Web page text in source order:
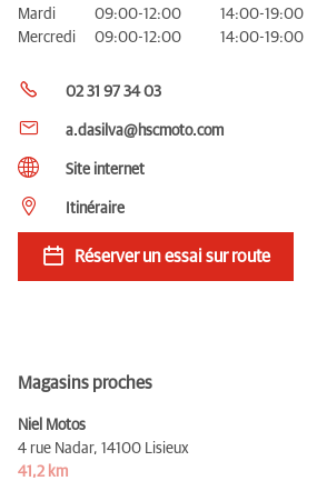
Mardi
09:00-12:00
14:00-19:00
Mercredi
09:00-12:00 14:00-19:00
02 31 97 34 03
a.dasilva@hscmoto.com
Site internet
Itinéraire
Réserver un essai sur route
Magasins proches
Niel Motos
4 rue Nadar, 14100 Lisieux
41,2 km